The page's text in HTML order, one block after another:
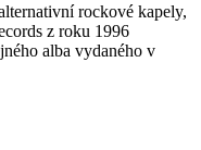
rockové kapely,
z roku 1996
alba vydaného v